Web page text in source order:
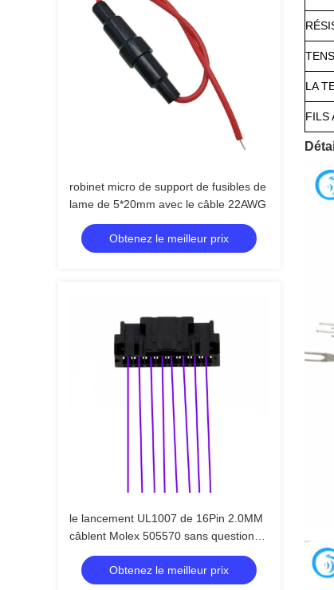
robinet micro de support de fusibles de
lame de 5*20mm avec le câble 22AWG
Obtenez le meilleur prix
le lancement UL1007 de 16Pin 2.0MM
câblent Molex 505570 sans questions
de transfert
Obtenez le meilleur prix
LA
FILS